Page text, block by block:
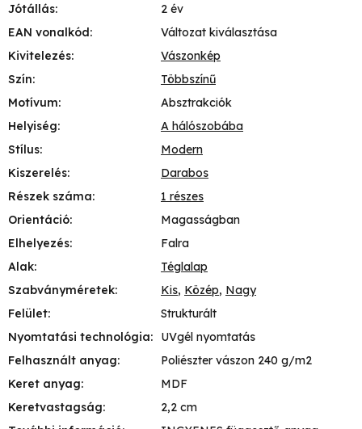
Jótállás:
2 év
EAN vonalkód:
Változat kiválasztása
Kivitelezés:
Vászonkép
Szín:
Többszínű
Motívum:
Absztrakciók
Helyiség:
A hálószobába
Stílus:
Modern
Kiszerelés:
Darabos
Részek száma:
1 részes
Orientáció:
Magasságban
Elhelyezés:
Falra
Alak:
Téglalap
Szabványméretek: Kis, Közép, Nagy
Felület:
Strukturált
Nyomtatási technológia:
UVgél nyomtatás
Felhasznált anyag:
Poliészter vászon 240 g/m2
Keret anyag:
MDF
Keretvastagság:
2,2 cm